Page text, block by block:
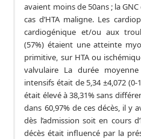
avaient moins de 50ans ; la
cas d’HTA maligne. Les
cardiogénique et/ou aux
(57%) étaient une atteinte
primitive, sur HTA ou
valvulaire La durée
intensifs était de 5,34 ±4,072
était élevé à 38,31% sans
dans 60,97% de ces décès, il
dès l’admission soit en cours
décès était influencé par la